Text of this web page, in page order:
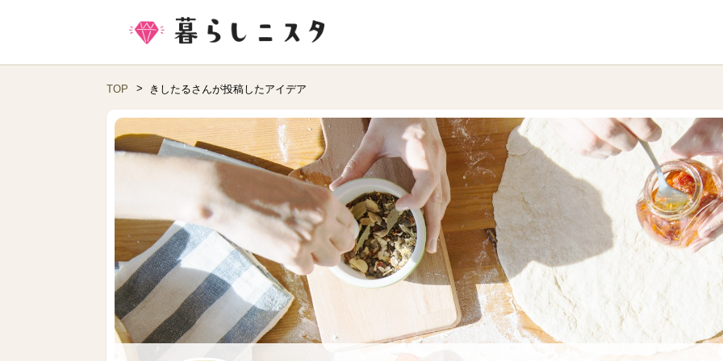
TOP きしたるさんが投稿したアイデア